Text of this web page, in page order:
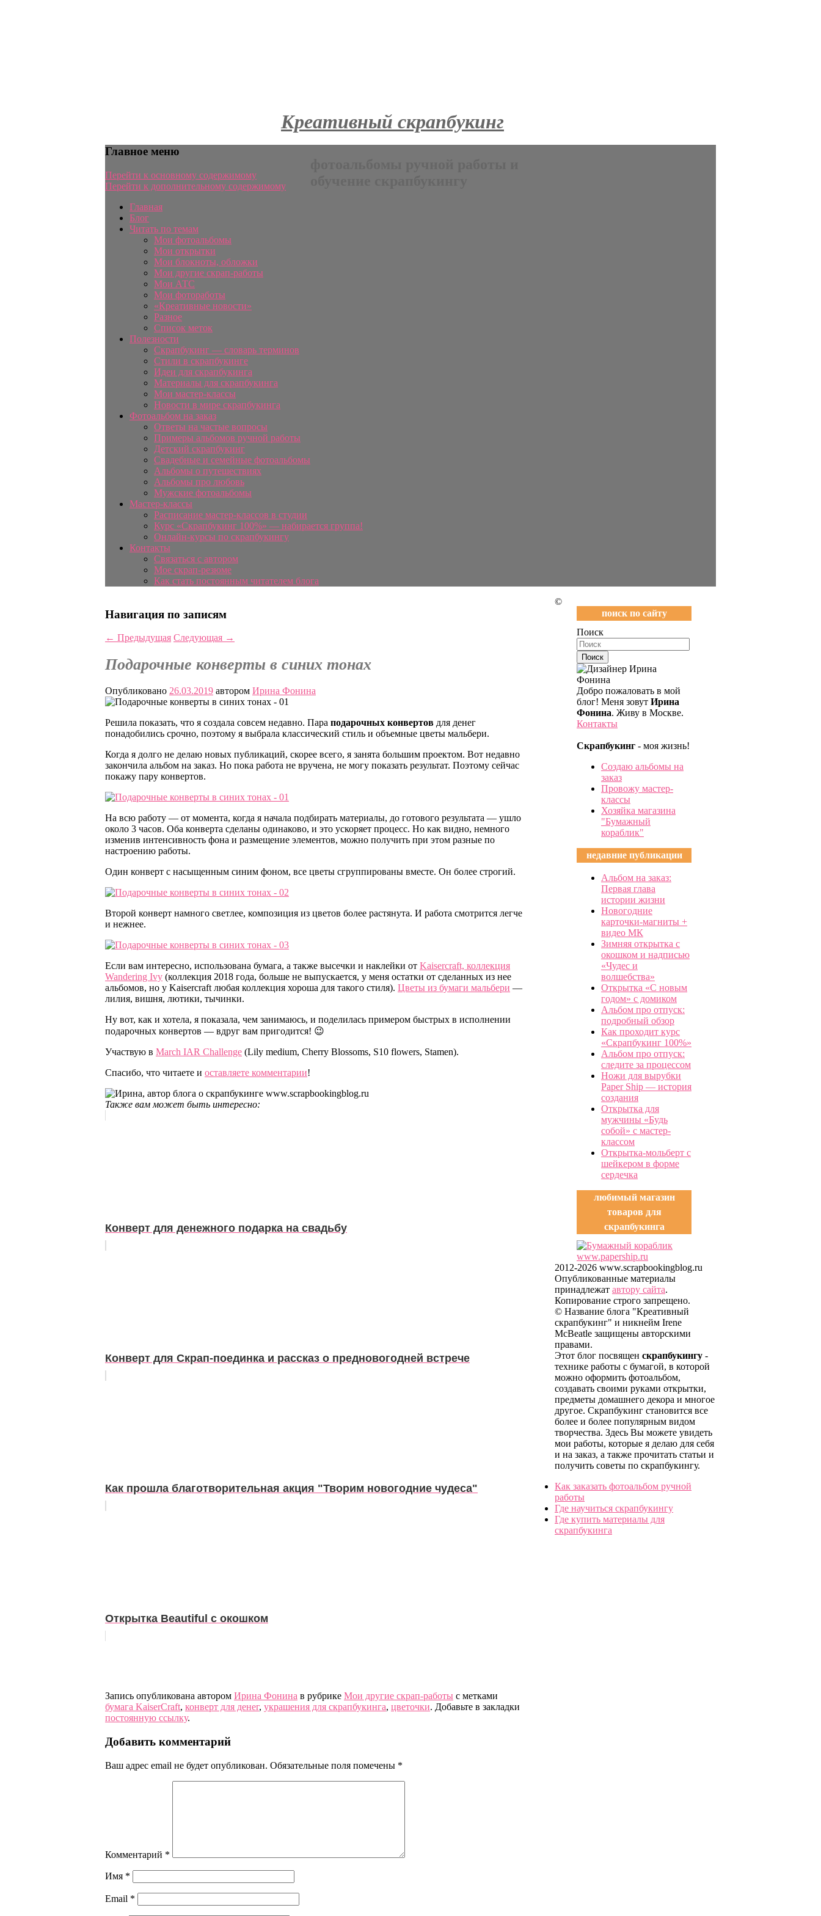
Креативный скрапбукинг
Главное меню
Перейти к основному содержимому
Перейти к дополнительному содержимому
Главная
Блог
Читать по темам
Мои фотоальбомы
Мои открытки
Мои блокноты, обложки
Мои другие скрап-работы
Мои АТС
Мои фотоработы
«Креативные новости»
Разное
Список меток
Полезности
Скрапбукинг — словарь терминов
Стили в скрапбукинге
Идеи для скрапбукинга
Материалы для скрапбукинга
Мои мастер-классы
Новости в мире скрапбукинга
Фотоальбом на заказ
Ответы на частые вопросы
Примеры альбомов ручной работы
Детский скрапбукинг
Свадебные и семейные фотоальбомы
Альбомы о путешествиях
Альбомы про любовь
Мужские фотоальбомы
Мастер-классы
Расписание мастер-классов в студии
Курс «Скрапбукинг 100%» — набирается группа!
Онлайн-курсы по скрапбукингу
Контакты
Связаться с автором
Мое скрап-резюме
Как стать постоянным читателем блога
Навигация по записям
← Предыдущая Следующая →
Подарочные конверты в синих тонах
Опубликовано 26.03.2019 автором Ирина Фонина
Решила показать, что я создала совсем недавно. Пара подарочных конвертов для денег
понадобились срочно, поэтому я выбрала классический стиль и объемные цветы мальбери.
Когда я долго не делаю новых публикаций, скорее всего, я занята большим проектом. Вот недавно
закончила альбом на заказ. Но пока работа не вручена, не могу показать результат. Поэтому сейчас
покажу пару конвертов.
На всю работу — от момента, когда я начала подбирать материалы, до готового результата — ушло
около 3 часов. Оба конверта сделаны одинаково, и это ускоряет процесс. Но как видно, немного
изменив интенсивность фона и размещение элементов, можно получить при этом разные по
настроению работы.
Один конверт с насыщенным синим фоном, все цветы сгруппированы вместе. Он более строгий.
Второй конверт намного светлее, композиция из цветов более растянута. И работа смотрится легче
и нежнее.
Если вам интересно, использована бумага, а также высечки и наклейки от Kaisercraft, коллекция
Wandering Ivy (коллекция 2018 года, больше не выпускается, у меня остатки от сделанных из нее
альбомов, но у Kaisercraft любая коллекция хороша для такого стиля). Цветы из бумаги мальбери —
лилия, вишня, лютики, тычинки.
Ну вот, как и хотела, я показала, чем занимаюсь, и поделилась примером быстрых в исполнении
подарочных конвертов — вдруг вам пригодится! 😉
Участвую в March IAR Challenge (Lily medium, Cherry Blossoms, S10 flowers, Stamen).
Спасибо, что читаете и оставляете комментарии!
Также вам может быть интересно:
Конверт для денежного подарка на свадьбу
Конверт для Скрап-поединка и рассказ о предновогодней встрече
Как прошла благотворительная акция "Творим новогодние чудеса"
Открытка Beautiful с окошком
Запись опубликована автором Ирина Фонина в рубрике Мои другие скрап-работы с метками
бумага KaiserCraft, конверт для денег, украшения для скрапбукинга, цветочки. Добавьте в закладки
постоянную ссылку.
Добавить комментарий
Ваш адрес email не будет опубликован. Обязательные поля помечены *
Комментарий *
Имя *
Email *
поиск по сайту
Поиск
Добро пожаловать в мой
блог! Меня зовут Ирина
Фонина. Живу в Москве.
Контакты
Скрапбукинг - моя жизнь!
Создаю альбомы на
заказ
Провожу мастер-
классы
Хозяйка магазина
"Бумажный
кораблик"
недавние публикации
Альбом на заказ:
Первая глава
истории жизни
Новогодние
карточки-магниты +
видео МК
Зимняя открытка с
окошком и надписью
«Чудес и
волшебства»
Открытка «С новым
годом» с домиком
Альбом про отпуск:
подробный обзор
Как проходит курс
«Скрапбукинг 100%»
Альбом про отпуск:
следите за процессом
Ножи для вырубки
Paper Ship — история
создания
Открытка для
мужчины «Будь
собой» с мастер-
классом
Открытка-мольберт с
шейкером в форме
сердечка
любимый магазин
товаров для
скрапбукинга
©
2012-2026 www.scrapbookingblog.ru
Опубликованные материалы
принадлежат автору сайта.
Копирование строго запрещено.
© Название блога "Креативный
скрапбукинг" и никнейм Irene
McBeatle защищены авторскими
правами.
Этот блог посвящен скрапбукингу -
технике работы с бумагой, в которой
можно оформить фотоальбом,
создавать своими руками открытки,
предметы домашнего декора и многое
другое. Скрапбукинг становится все
более и более популярным видом
творчества. Здесь Вы можете увидеть
мои работы, которые я делаю для себя
и на заказ, а также прочитать статьи и
получить советы по скрапбукингу.
Как заказать фотоальбом ручной
работы
Где научиться скрапбукингу
Где купить материалы для
скрапбукинга